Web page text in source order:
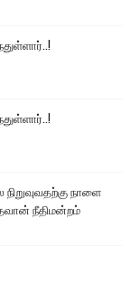
நாளை
நீதிமன்றம்